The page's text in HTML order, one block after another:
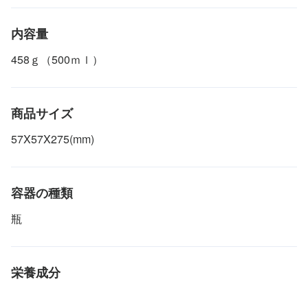
内容量
458ｇ（500ｍｌ）
商品サイズ
57X57X275(mm)
容器の種類
瓶
栄養成分